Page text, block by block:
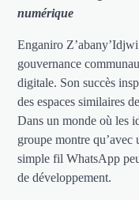
numérique
Enganiro
gouvernance
digitale. Son succès
des espaces similaires
Dans un monde où les
groupe montre
simple fil WhatsApp
de développement.